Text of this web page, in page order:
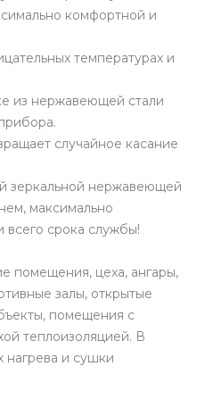
комфортной и
температурах и
из нержавеющей стали
случайное касание
зеркальной нержавеющей
максимально
срока службы!
помещения, цеха, ангары,
залы, открытые
помещения с
теплоизоляцией. В
нагрева и сушки